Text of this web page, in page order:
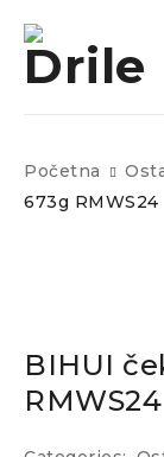
Početna
673g RMWS24
BIHUI
RMWS24